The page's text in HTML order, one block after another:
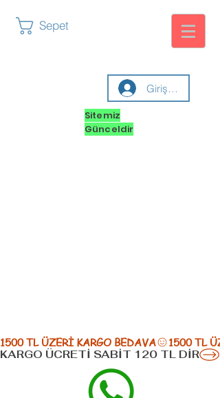
Sepet
Giriş yap
Sitemiz
Günceldir
1500 TL ÜZERİ KARGO BEDAVA
KARGO ÜCRETİ SABİT 120 TL DİR